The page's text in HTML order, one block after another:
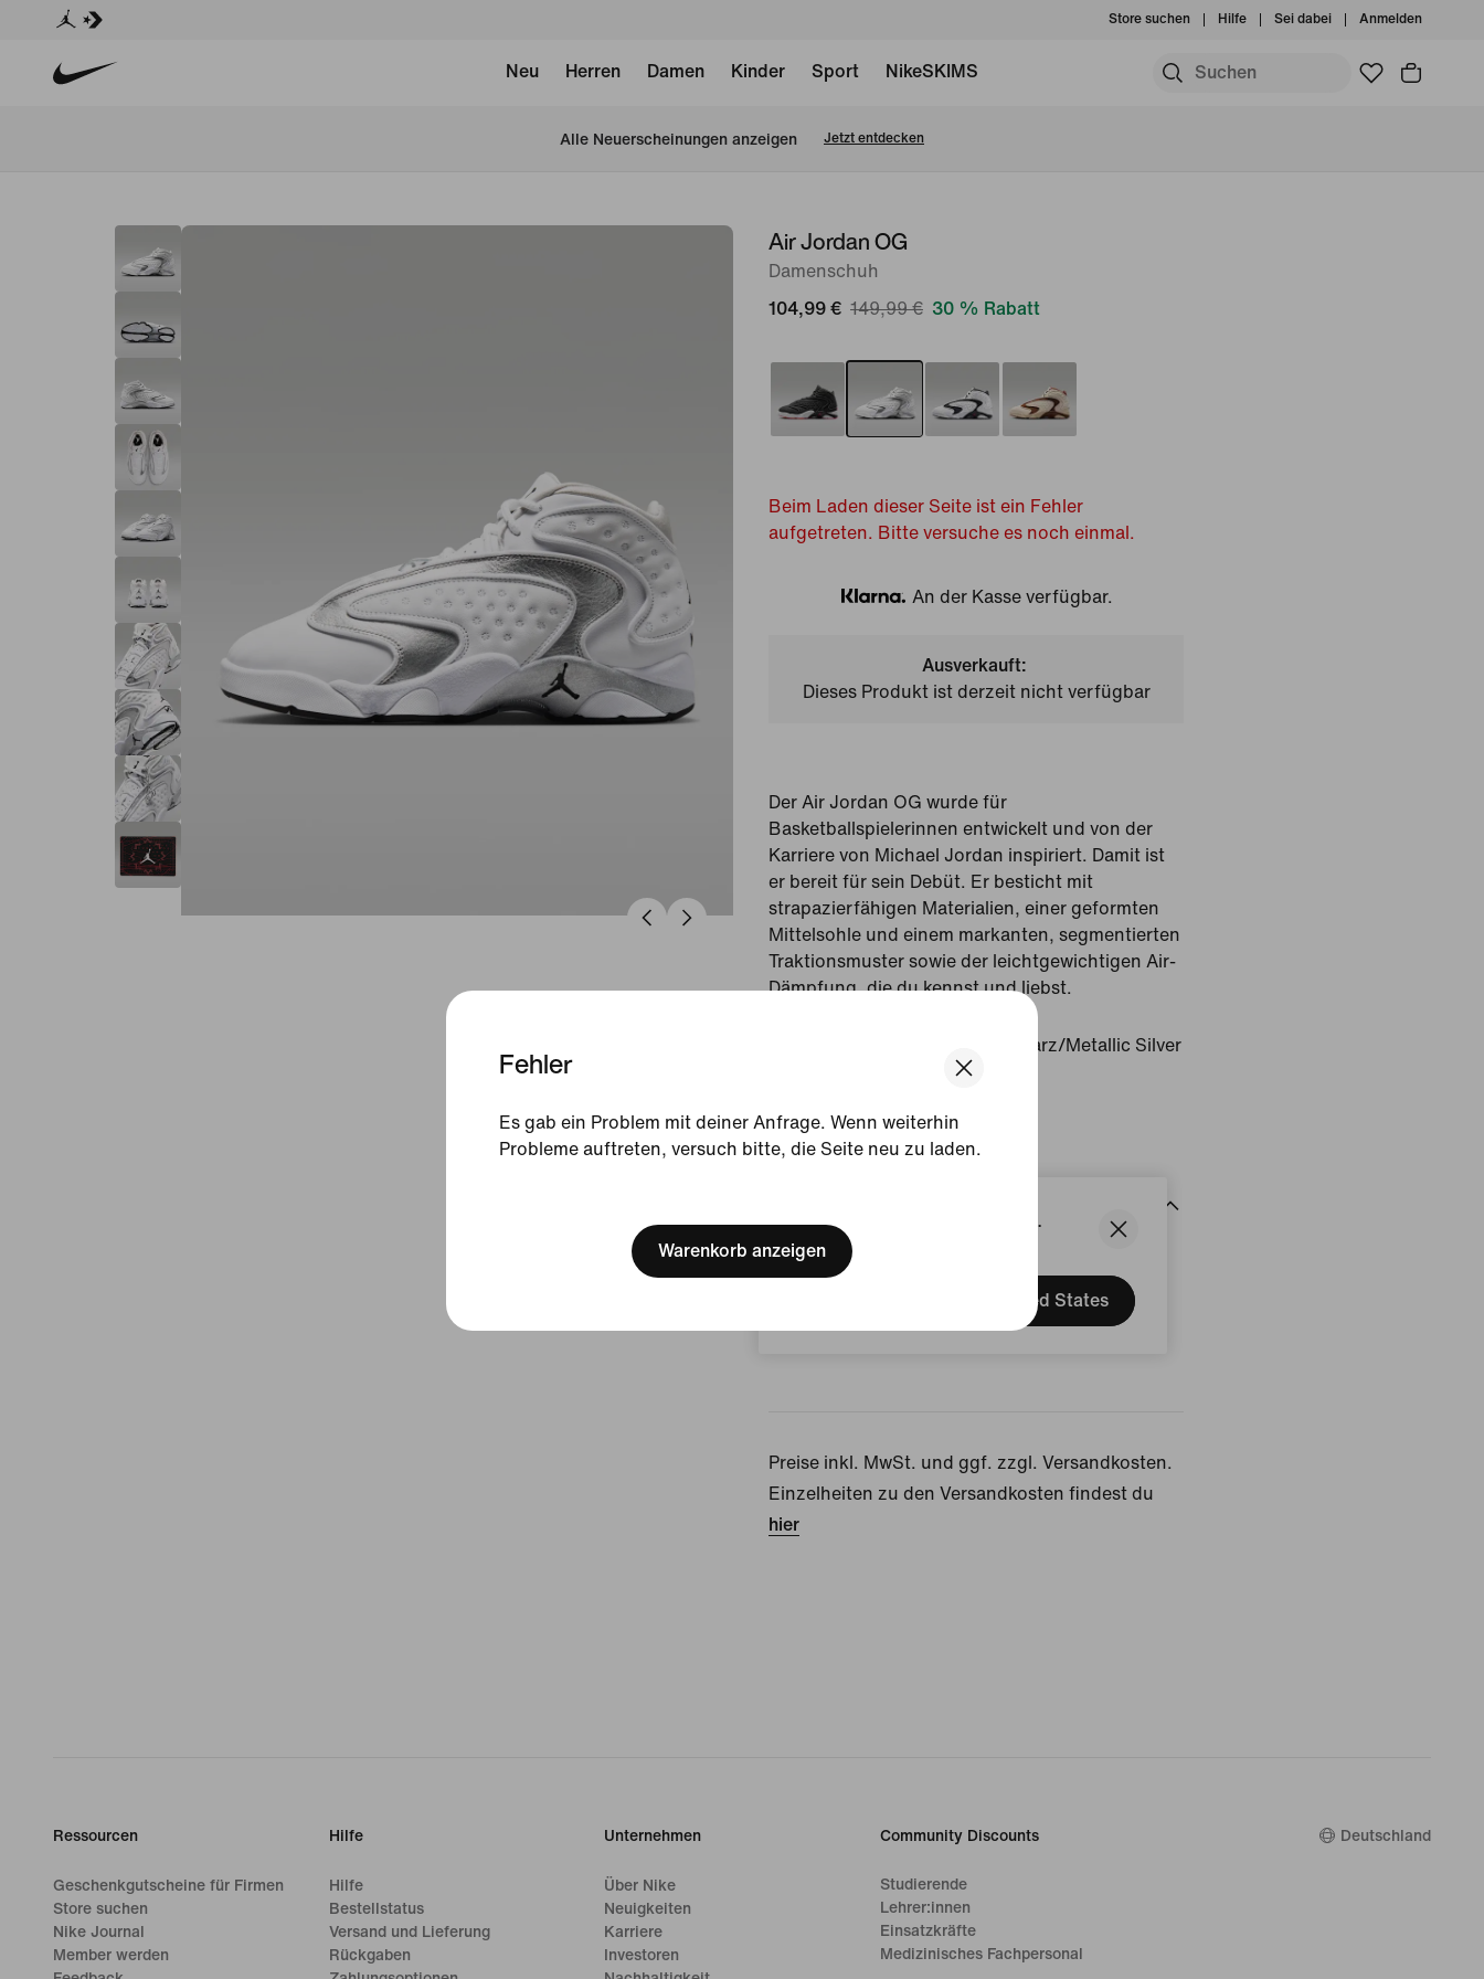
We think you are in United States.
Update your location?
United States
Fehler
Es gab ein Problem mit deiner Anfrage. Wenn weiterhin
Probleme auftreten, versuch bitte, die Seite neu zu laden.
Warenkorb anzeigen
Store suchen Hilfe Sei dabei Anmelden
Neu Herren Damen Kinder Sport NikeSKIMS
Alle Neuerscheinungen anzeigen Jetzt entdecken
Bild 1Air Jordan OG
Damenschuh
104,99 € 149,99 € 30 % Rabatt
Beim Laden dieser Seite ist ein Fehler
aufgetreten. Bitte versuche es noch einmal.
Klarna
An der Kasse verfügbar.
Ausverkauft:
Dieses Produkt ist derzeit nicht verfügbar
Der Air Jordan OG wurde für
Basketballspielerinnen entwickelt und von der
Karriere von Michael Jordan inspiriert. Damit ist
er bereit für sein Debüt. Er besticht mit
strapazierfähigen Materialien, einer geformten
Mittelsohle und einem markanten, segmentierten
Traktionsmuster sowie der leichtgewichtigen Air-
Dämpfung, die du kennst und liebst.
Weiß/Schwarz/Metallic Silver
CW0907-102
Produktdetails anzeigen
Bewertung schreiben
Preise inkl. MwSt. und ggf. zzgl. Versandkosten.
Einzelheiten zu den Versandkosten findest du
hier
Ressourcen
Geschenkgutscheine für Firmen
Store suchen
Nike Journal
Member werden
Hilfe
Hilfe
Bestellstatus
Versand und Lieferung
Rückgaben
Unternehmen
Über Nike
Neuigkeiten
Karriere
Investoren
Community Discounts
Studierende
Lehrer:innen
Einsatzkräfte
Medizinisches Fachpersonal
Deutschland